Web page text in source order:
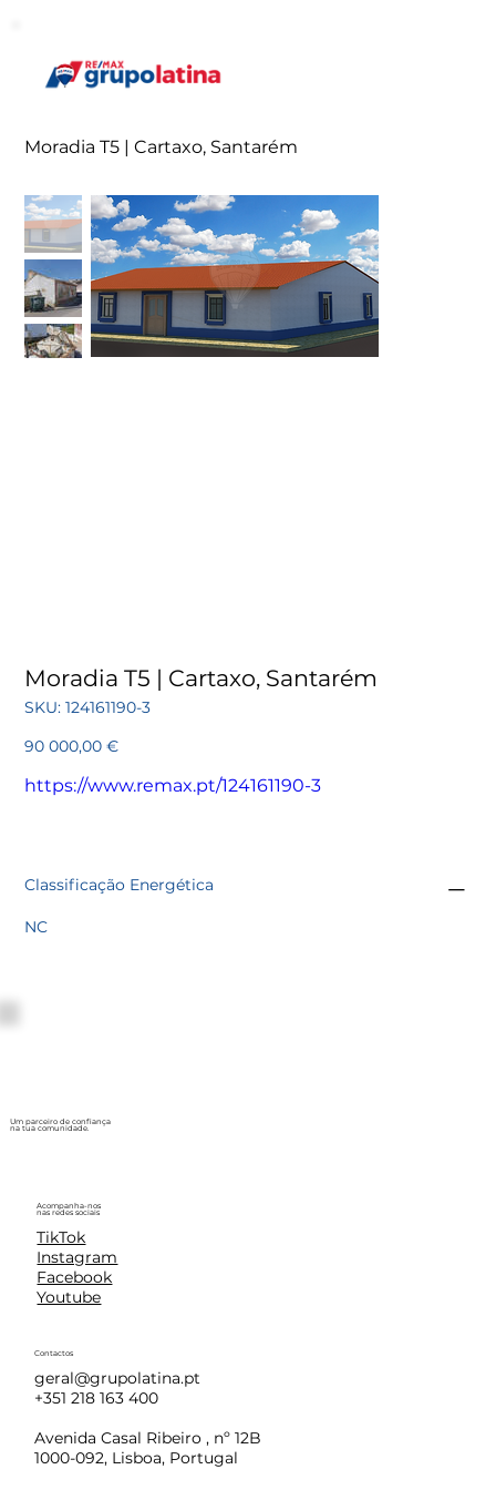
Moradia T5 | Cartaxo, Santarém
Moradia T5 | Cartaxo, Santarém
SKU: SKU
124161190-
124161190-3
Preço
90 000,00 €
https://www.remax.pt/124161190-3
Classificação Energética
NC
Um parceiro de confiança
na tua comunidade.
Acompanha-nos
nas redes sociais
TikTok
Instagram
Facebook
Youtube
Contactos
geral@grupolatina.pt
+351 218 163 400
Avenida Casal Ribeiro , nº 12B
1000-092, Lisboa, Portugal